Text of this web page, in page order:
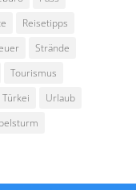
Reisetipps
Strände
Tourismus
Türkei
Urlaub